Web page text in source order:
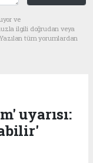
ve
ilgili doğrudan veya
tüm yorumlardan
uyarısı: